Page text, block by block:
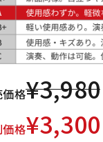
コーディン
機器
格¥3,980
格¥3,300